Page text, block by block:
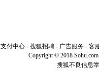
卖了。水
[春节] 风
颜！冬去
道一声平
支付中心- 搜狐招聘- 广告服务- 客
Copyright © 2018
搜狐不良信息